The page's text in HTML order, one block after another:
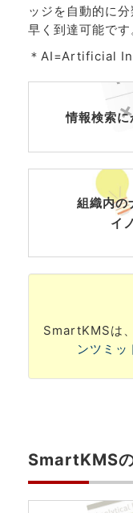
ッジを自動的に
早く到達可能です
＊AI=Artificial
情報検索に
組織内の
イ
SmartKMSは、
ンツミッ
SmartKMS